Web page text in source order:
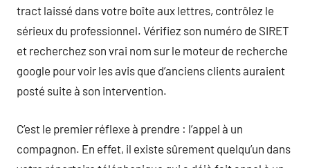
tract laissé dans votre boîte aux lettres, contrôlez le
sérieux du professionnel. Vérifiez son numéro de SIRET
et recherchez son vrai nom sur le moteur de recherche
google pour voir les avis que d’anciens clients auraient
posté suite à son intervention.
C’est le premier réflexe à prendre : l’appel à un
compagnon. En effet, il existe sûrement quelqu’un dans